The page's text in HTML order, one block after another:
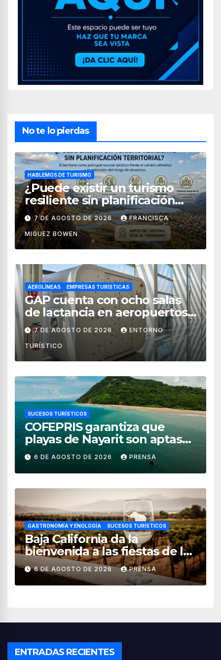
No te lo pierdas
HABLEMOS DE TURISMO
¿Puede existir un turismo
resiliente sin planificación
territorial?
7 DE AGOSTO DE 2026 FRANCISCA
MIGUEZ BOWEN
AEROLÍNEAS EMPRESAS TURÍSTICAS
GAP cuenta con ocho salas
de lactancia en aeropuertos
de México
7 DE AGOSTO DE 2026 ENTORNO
TURÍSTICO
SUCESOS TURÍSTICOS
COFEPRIS garantiza que
playas de Nayarit son aptas
para uso recreativo
6 DE AGOSTO DE 2026 PRENSA
GASTRONOMÍA Y ENOLOGÍA SUCESOS TURÍSTICOS
Baja California da la
bienvenida a las fiestas de la
vendimia 2026
6 DE AGOSTO DE 2026 PRENSA
ENTRADAS RECIENTES